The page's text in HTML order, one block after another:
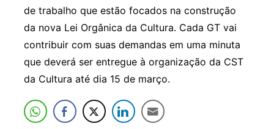
de trabalho que estão focados na construção
da nova Lei Orgânica da Cultura. Cada GT vai
contribuir com suas demandas em uma minuta
que deverá ser entregue à organização da CST
da Cultura até dia 15 de março.